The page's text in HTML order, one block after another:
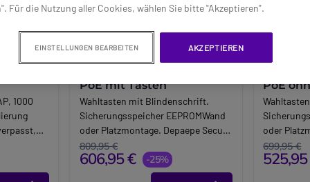
1000
PoE mit Tasten
Wahltasten mit Blindenschrift.
Sicherungsspeicher EEPROMWand
oder Platzmontage. Depaepe Secur.
Phone ohne Tasten. E (Power over
Ethernet). Beleuchtung von
Knöpfen, Tasten und Bildschirm.
809,95 €
606,95 € -25%
PoE
oder
Phone
Ethernet).
Knöpfen
699,95 €
Für die Nutzung aller Cookies, wählen Sie bitte "Akzeptieren".
EINSTELLUNGEN BEARBEITEN AKZEPTIEREN